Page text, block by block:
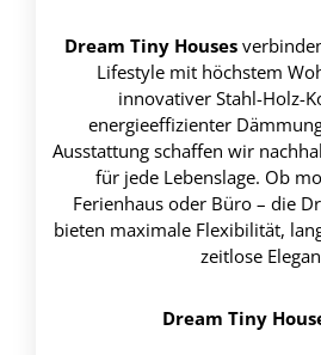
Dream Tiny Houses
Lifestyle mit höchstem
innovativer Stahl-Holz-
energieeffizienter
Ausstattung schaffen wir
für jede Lebenslage. Ob
Ferienhaus oder Büro – die
bieten maximale Flexibilität,
zeitlose
Dream Tiny